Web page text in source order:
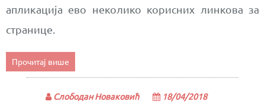
апликација ево неколико корисних линкова за
странице.
Прочитај више
Слободан Новаковић 18/04/2018